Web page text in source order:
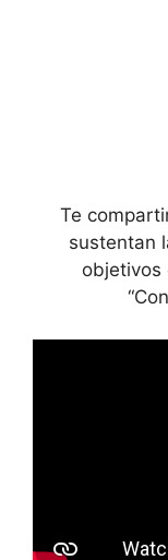
Te
sustentan
objetivos